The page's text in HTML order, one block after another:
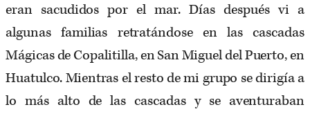
eran sacudidos por el mar. Días después vi a
algunas familias retratándose en las cascadas
Mágicas de Copalitilla, en San Miguel del Puerto, en
Huatulco. Mientras el resto de mi grupo se dirigía a
lo más alto de las cascadas y se aventuraban